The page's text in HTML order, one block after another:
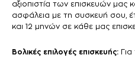
αξιοπιστία των επισκευών μας
ασφάλεια με τη συσκευή σου,
και 12 μηνών σε κάθε μας
Βολικές επιλογές επισκευής:Για